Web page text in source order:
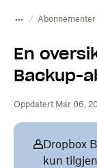
Abonnementer
En
Backup-
Oppdatert Mar 06,
Dropbox
kun